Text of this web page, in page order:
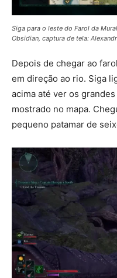
Siga para o leste do Farol da
Obsidian, captura de tela:
Depois de chegar ao
em direção ao rio. Siga
acima até ver os
mostrado no mapa.
pequeno patamar de